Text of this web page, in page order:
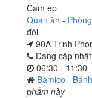
Cam ép
Quán ăn -
đôi
90A Trịnh
Đang cập nhật
06:30 - 11:30
Bamico -
phẩm này